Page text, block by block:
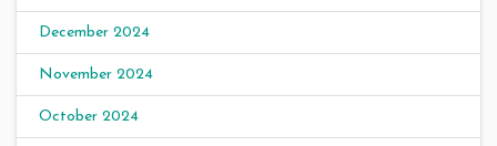
December 2024
November 2024
October 2024